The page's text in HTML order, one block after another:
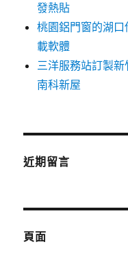
發熱貼
桃園鋁門窗的湖
載軟體
三洋服務站訂製
南科新屋
近期留言
頁面